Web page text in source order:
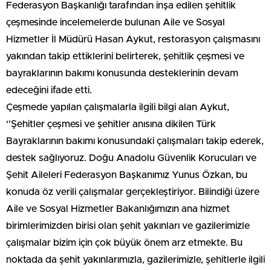
Federasyon Başkanlığı tarafından inşa edilen şehitlik
çeşmesinde incelemelerde bulunan Aile ve Sosyal
Hizmetler İl Müdürü Hasan Aykut, restorasyon çalışmasını
yakından takip ettiklerini belirterek, şehitlik çeşmesi ve
bayraklarının bakımı konusunda desteklerinin devam
edeceğini ifade etti.
Çeşmede yapılan çalışmalarla ilgili bilgi alan Aykut,
‘’Şehitler çeşmesi ve şehitler anısına dikilen Türk
Bayraklarının bakımı konusundaki çalışmaları takip ederek,
destek sağlıyoruz. Doğu Anadolu Güvenlik Korucuları ve
Şehit Aileleri Federasyon Başkanımız Yunus Özkan, bu
konuda öz verili çalışmalar gerçekleştiriyor. Bilindiği üzere
Aile ve Sosyal Hizmetler Bakanlığımızın ana hizmet
birimlerimizden birisi olan şehit yakınları ve gazilerimizle
çalışmalar bizim için çok büyük önem arz etmekte. Bu
noktada da şehit yakınlarımızla, gazilerimizle, şehitlerle ilgili